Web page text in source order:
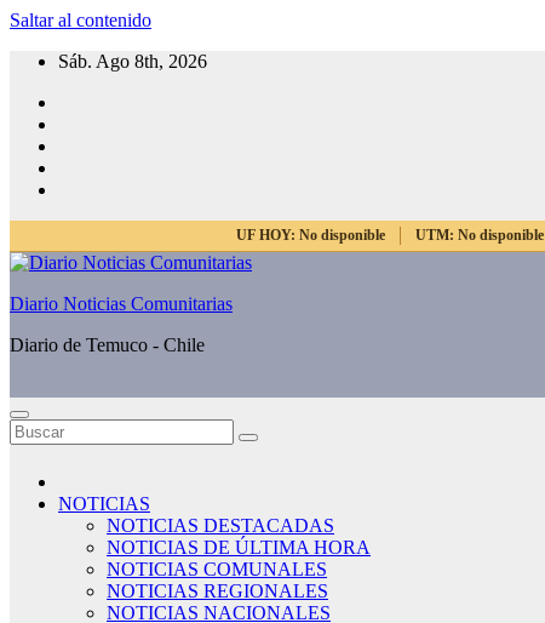
Saltar al contenido
Sáb. Ago 8th, 2026
UF HOY: No disponible UTM: No disponible
Diario Noticias Comunitarias
Diario de Temuco - Chile
NOTICIAS
NOTICIAS DESTACADAS
NOTICIAS DE ÚLTIMA HORA
NOTICIAS COMUNALES
NOTICIAS REGIONALES
NOTICIAS NACIONALES